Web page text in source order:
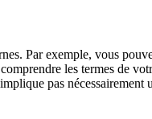
Par exemple, vous
les termes de
pas